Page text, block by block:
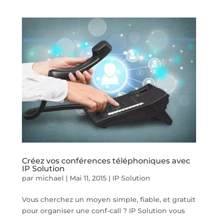
Créez vos conférences téléphoniques avec
IP Solution
par michael | Mai 11, 2015| IP Solution
Vous cherchez un moyen simple, fiable, et gratuit
pour organiser une conf-call ? IP Solution vous